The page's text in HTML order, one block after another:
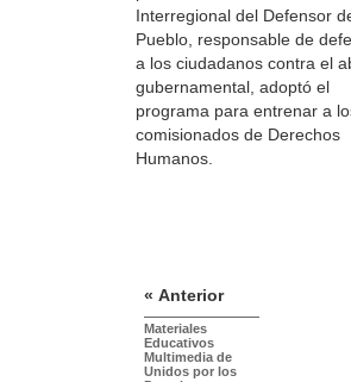
Interregional del Defensor
Pueblo, responsable de
a los ciudadanos contra el
gubernamental, adoptó el
programa para entrenar a
comisionados de Derechos
Humanos.
« Anterior
Materiales
Educativos
Multimedia de
Unidos por los